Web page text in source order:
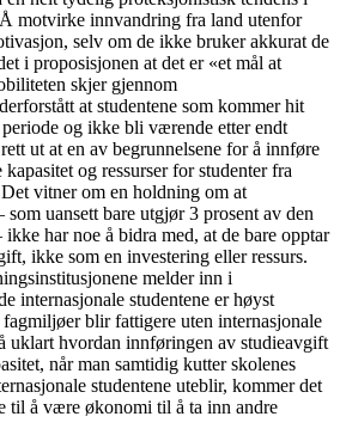
motvirke innvandring fra land utenfor
selv om de ikke bruker akkurat de
i proposisjonen at det er «et mål at
skjer gjennom
at studentene som kommer hit
og ikke bli værende etter endt
ut at en av begrunnelsene for å innføre
og ressurser for studenter fra
vitner om en holdning om at
som uansett bare utgjør 3 prosent av den
ikke har noe å bidra med, at de bare opptar
ikke som en investering eller ressurs.
melder inn i
internasjonale studentene er høyst
blir fattigere uten internasjonale
uklart hvordan innføringen av studieavgift
når man samtidig kutter skolenes
studentene uteblir, kommer det
til å være økonomi til å ta inn andre